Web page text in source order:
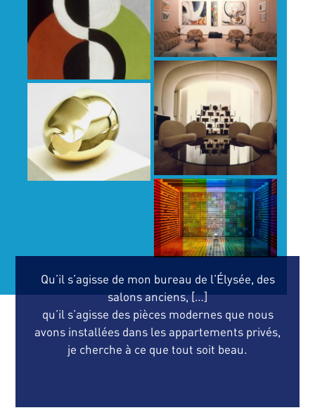
Qu’il s’agisse de mon bureau de l’Élysée, des
salons anciens, […]
qu’il s’agisse des pièces modernes que nous
avons installées dans les appartements privés,
je cherche à ce que tout soit beau.